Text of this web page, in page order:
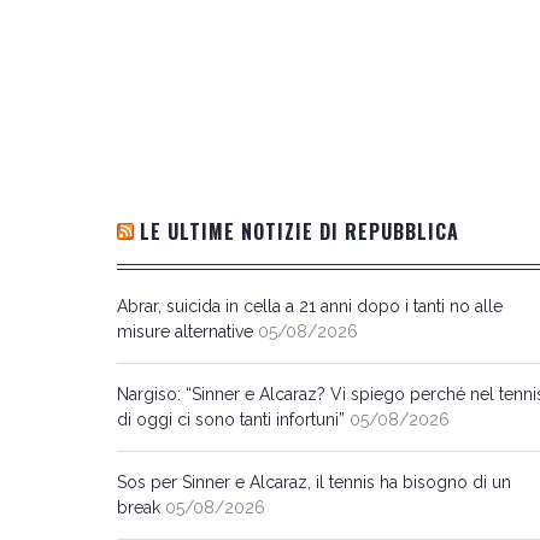
LE ULTIME NOTIZIE DI REPUBBLICA
Abrar, suicida in cella a 21 anni dopo i tanti no alle
misure alternative 05/08/2026
Nargiso: “Sinner e Alcaraz? Vi spiego perché nel
di oggi ci sono tanti infortuni” 05/08/2026
Sos per Sinner e Alcaraz, il tennis ha bisogno di un
break 05/08/2026